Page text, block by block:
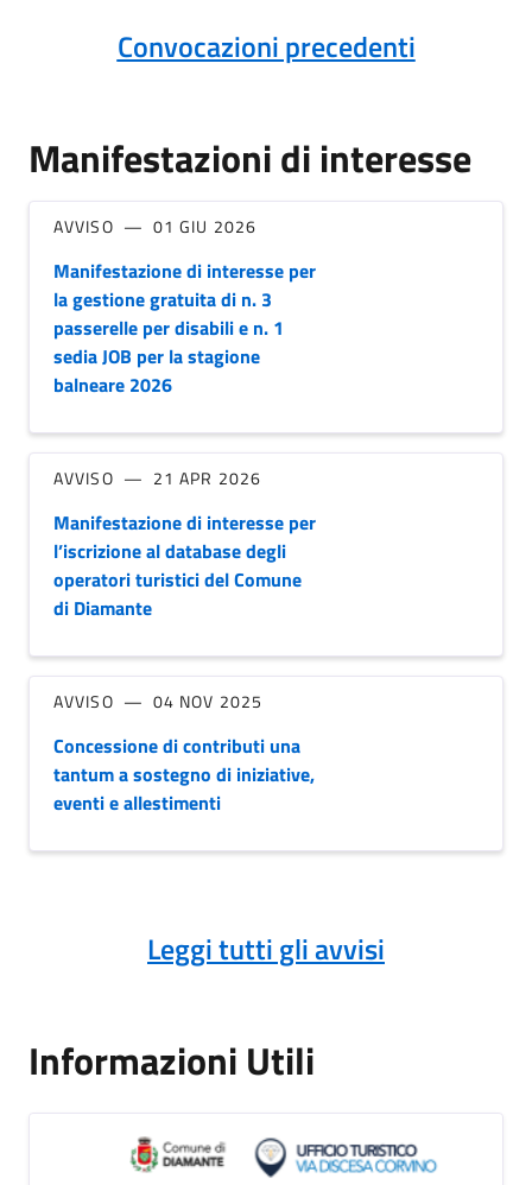
Convocazioni precedenti
Manifestazioni di interesse
AVVISO 01 GIU 2026
Manifestazione di interesse per
la gestione gratuita di n. 3
passerelle per disabili e n. 1
sedia JOB per la stagione
balneare 2026
AVVISO 21 APR 2026
Manifestazione di interesse per
l’iscrizione al database degli
operatori turistici del Comune
di Diamante
AVVISO 04 NOV 2025
Concessione di contributi una
tantum a sostegno di iniziative,
eventi e allestimenti
Leggi tutti gli avvisi
Informazioni Utili